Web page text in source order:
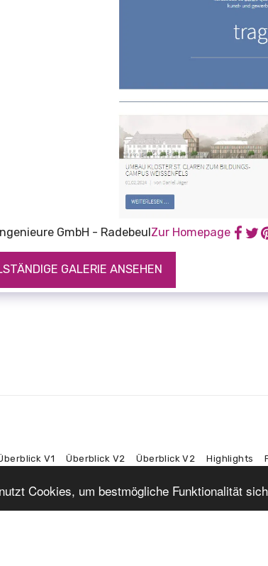
Cookies, um bestmögliche Funktionalität
GmbH - RadebeulZur Homepage
GALERIE ANSEHEN
V1 Überblick V2 Überblick V2 Highlights